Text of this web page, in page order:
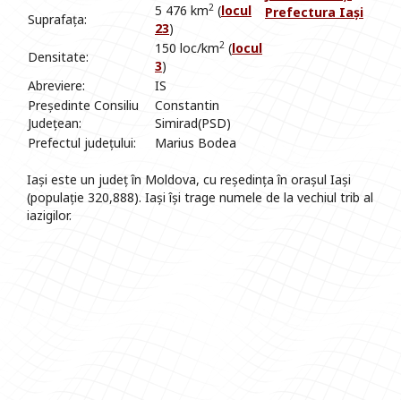
Prefectura Iași
Suprafața:
5 476 km2 (locul
23)
Densitate:
150 loc/km2 (locul
3)
Abreviere:
IS
Președinte Consiliu
Județean:
Constantin
Simirad(PSD)
Prefectul județului:
Marius Bodea
Iași este un județ în Moldova, cu reședința în orașul Iași
(populație 320,888). Iași își trage numele de la vechiul trib al
iazigilor.